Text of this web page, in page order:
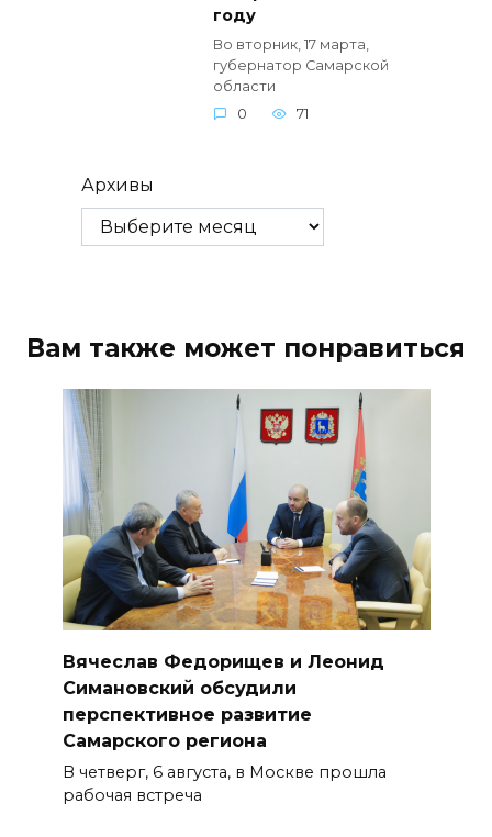
году
Во вторник, 17 марта,
губернатор Самарской
области
0
71
Архивы
Вам также может понравиться
Вячеслав Федорищев и Леонид
Симановский обсудили
перспективное развитие
Самарского региона
В четверг, 6 августа, в Москве прошла
рабочая встреча